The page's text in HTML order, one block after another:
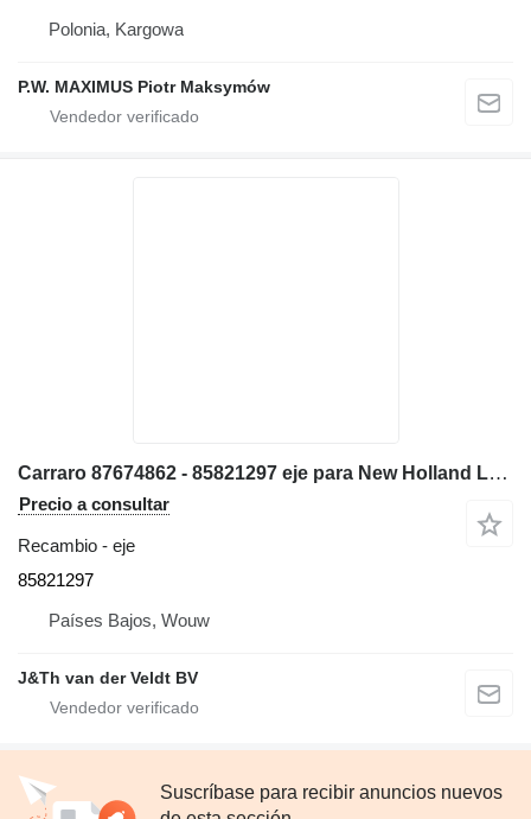
Polonia, Kargowa
P.W. MAXIMUS Piotr Maksymów
Carraro 87674862 - 85821297 eje para New Holland LB115B LB115CP B115 LB115 B115B B115T3 excavadora
Precio a consultar
Recambio - eje
85821297
Países Bajos, Wouw
J&Th van der Veldt BV
Suscríbase para recibir anuncios nuevos